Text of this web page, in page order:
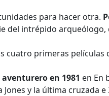
para hacer otra.
del intrépido
cuatro primeras películas
en 1981 en En
y la última cruzada